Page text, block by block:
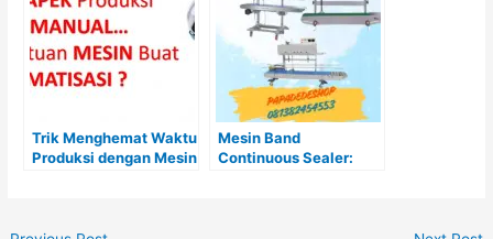
Trik Menghemat Waktu
Produksi dengan Mesin
Mesin Band
Continuous Sealer: